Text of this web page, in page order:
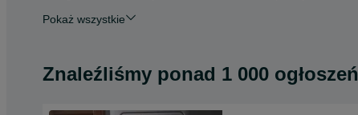
Pokaż wszystkie
Znaleźliśmy ponad 1 000 ogłoszeń